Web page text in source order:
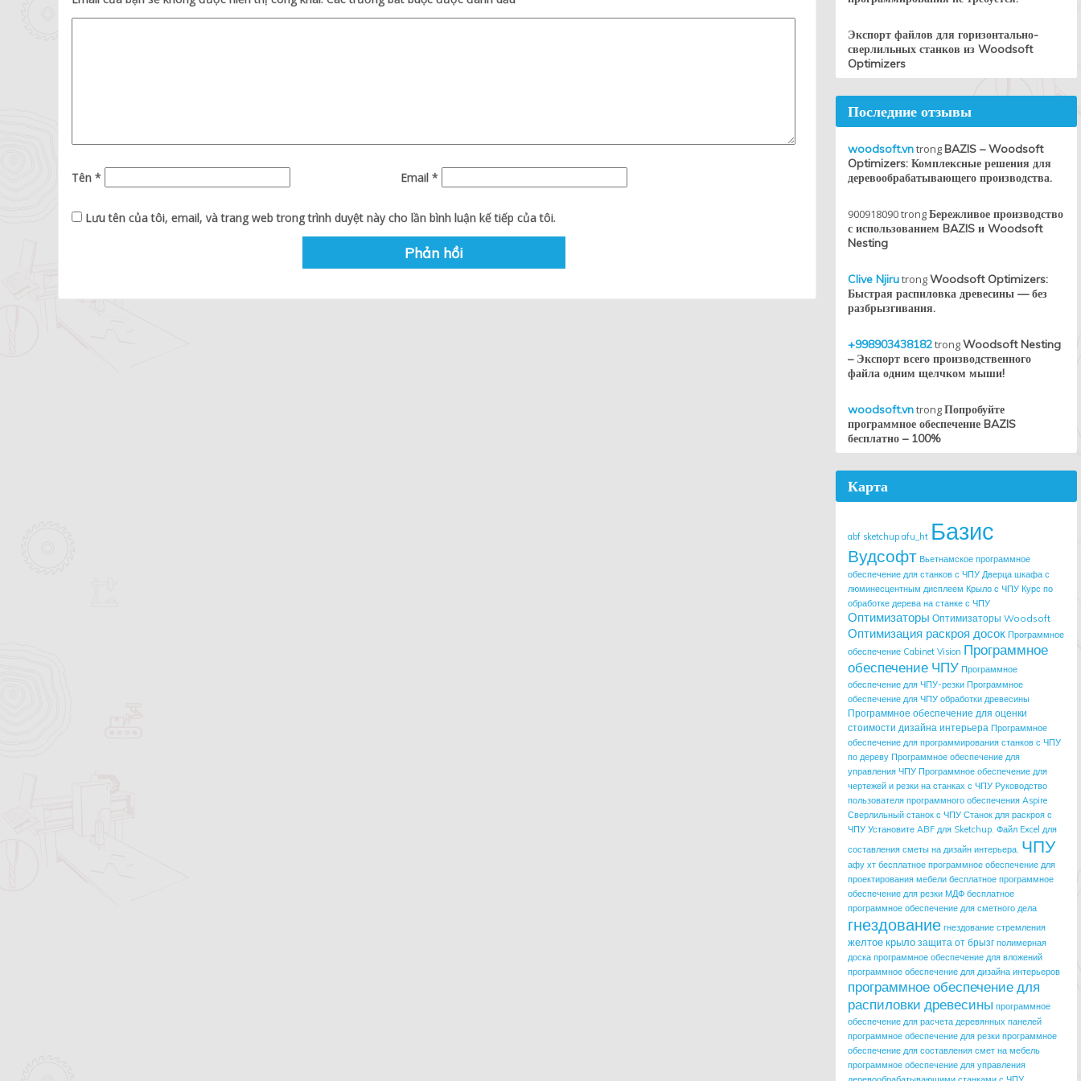
Tên * Email *
Lưu tên của tôi, email, và trang web trong trình duyệt này cho lần bình luận kế tiếp của tôi.
Экспорт файлов для горизонтально-
сверлильных станков из Woodsoft
Optimizers
Последние отзывы
woodsoft.vntrongBAZIS – Woodsoft
Optimizers: Комплексные решения для
деревообрабатывающего производства.
900918090trongБережливое производство
с использованием BAZIS и Woodsoft
Nesting
Clive NjirutrongWoodsoft Optimizers:
Быстрая распиловка древесины — без
разбрызгивания.
+998903438182trongWoodsoft Nesting
– Экспорт всего производственного
файла одним щелчком мыши!
woodsoft.vntrongПопробуйте
программное обеспечение BAZIS
бесплатно – 100%
Карта
abf sketchup afu_ht Базис
Вудсофт Вьетнамское программное
обеспечение для станков с ЧПУ Дверца шкафа с
люминесцентным дисплеем Крыло с ЧПУ Курс по
обработке дерева на станке с ЧПУ
Оптимизаторы Оптимизаторы Woodsoft
Оптимизация раскроя досок Программное
обеспечение Cabinet Vision Программное
обеспечение ЧПУ Программное
обеспечение для ЧПУ-резки Программное
обеспечение для ЧПУ обработки древесины
Программное обеспечение для оценки
стоимости дизайна интерьера Программное
обеспечение для программирования станков с ЧПУ
по дереву Программное обеспечение для
управления ЧПУ Программное обеспечение для
чертежей и резки на станках с ЧПУ Руководство
пользователя программного обеспечения Aspire
Сверлильный станок с ЧПУ Станок для раскроя с
ЧПУ Установите ABF для Sketchup. Файл Excel для
составления сметы на дизайн интерьера. ЧПУ
афу хт бесплатное программное обеспечение для
проектирования мебели бесплатное программное
обеспечение для резки МДФ бесплатное
программное обеспечение для сметного дела
гнездование гнездование стремления
желтое крыло защита от брызг полимерная
доска программное обеспечение для вложений
программное обеспечение для дизайна интерьеров
программное обеспечение для
распиловки древесины программное
обеспечение для расчета деревянных панелей
программное обеспечение для резки программное
обеспечение для составления смет на мебель
программное обеспечение для управления